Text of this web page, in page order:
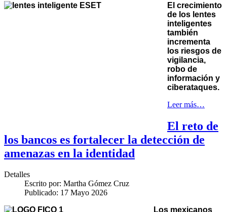
El crecimiento
de los lentes
inteligentes
también
incrementa
los riesgos de
vigilancia,
robo de
información y
ciberataques.
Leer más…
El reto de
los bancos es fortalecer la detección de
amenazas en la identidad
Detalles
Escrito por: Martha Gómez Cruz
Publicado: 17 Mayo 2026
Los mexicanos